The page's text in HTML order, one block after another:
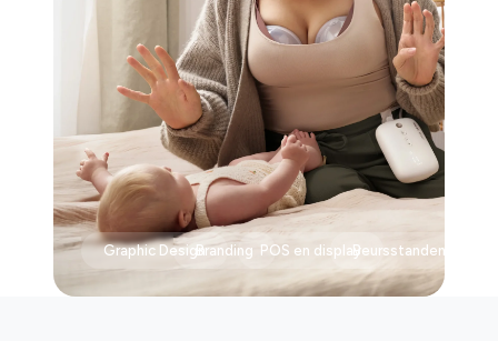
Graphic DesignBranding POS en displayBeursstanden